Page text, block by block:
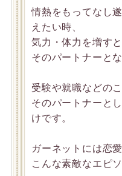
情熱をもってなし
えたい時、
気力・体力を増す
そのパートナーと
受験や就職などの
そのパートナーと
けです。
ガーネットには恋
こんな素敵なエピ